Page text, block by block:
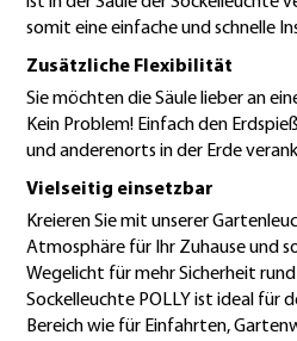
somit eine einfache und schnelle
Zusätzliche Flexibilität
Sie möchten die Säule lieber an
Kein Problem! Einfach den
und anderenorts in der Erde
Vielseitig einsetzbar
Kreieren Sie mit unserer
Atmosphäre für Ihr Zuhause und
Wegelicht für mehr Sicherheit rund
Sockelleuchte POLLY ist ideal für
Bereich wie für Einfahrten,